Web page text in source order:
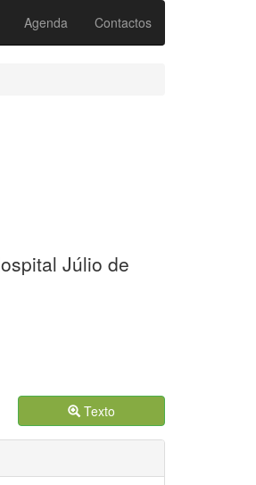
Agenda Contactos
Júlio de
Texto